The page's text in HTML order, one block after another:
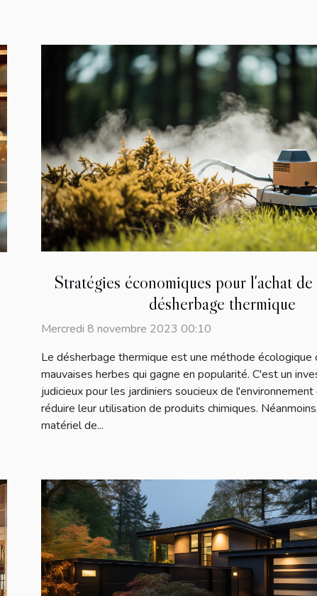
Stratégies économiques pour l'achat
désherbage thermique
Mercredi 8 novembre 2023 00:10
Le désherbage thermique est une méthode écologique
mauvaises herbes qui gagne en popularité. C'est un
judicieux pour les jardiniers soucieux de l'environnement
réduire leur utilisation de produits chimiques.
matériel de...